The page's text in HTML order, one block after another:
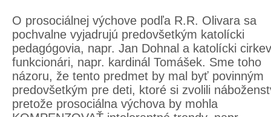
O prosociálnej výchove podľa R.R. Olivara sa
pochvalne vyjadrujú predovšetkým katolícki
pedagógovia, napr. Jan Dohnal a katolícki
funkcionári, napr. kardinál Tomášek. Sme toho
názoru, že tento predmet by mal byť povinným
predovšetkým pre deti, ktoré si zvolili
pretože prosociálna výchova by mohla